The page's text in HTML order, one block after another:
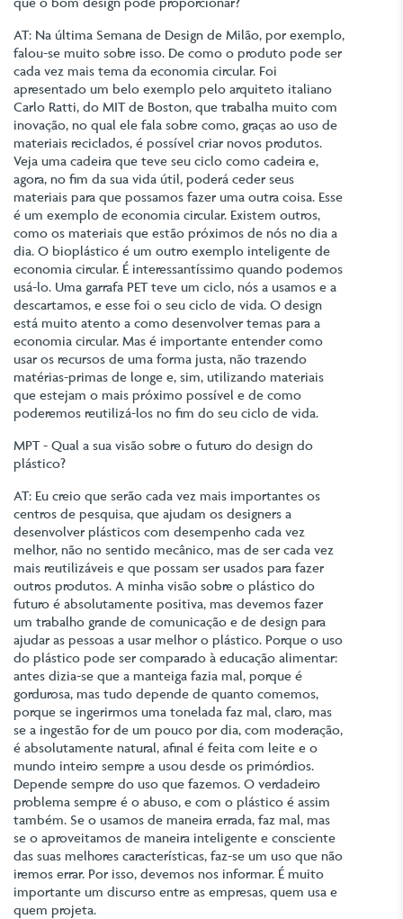
AT: Na última Semana de Design de Milão, por exemplo,
falou-se muito sobre isso. De como o produto pode ser
cada vez mais tema da economia circular. Foi
apresentado um belo exemplo pelo arquiteto italiano
Carlo Ratti, do MIT de Boston, que trabalha muito com
inovação, no qual ele fala sobre como, graças ao uso de
materiais reciclados, é possível criar novos produtos.
Veja uma cadeira que teve seu ciclo como cadeira e,
agora, no fim da sua vida útil, poderá ceder seus
materiais para que possamos fazer uma outra coisa. Esse
é um exemplo de economia circular. Existem outros,
como os materiais que estão próximos de nós no dia a
dia. O bioplástico é um outro exemplo inteligente de
economia circular. É interessantíssimo quando podemos
usá-lo. Uma garrafa PET teve um ciclo, nós a usamos e a
descartamos, e esse foi o seu ciclo de vida. O design
está muito atento a como desenvolver temas para a
economia circular. Mas é importante entender como
usar os recursos de uma forma justa, não trazendo
matérias-primas de longe e, sim, utilizando materiais
que estejam o mais próximo possível e de como
poderemos reutilizá-los no fim do seu ciclo de vida.
MPT - Qual a sua visão sobre o futuro do design do
plástico?
AT: Eu creio que serão cada vez mais importantes os
centros de pesquisa, que ajudam os designers a
desenvolver plásticos com desempenho cada vez
melhor, não no sentido mecânico, mas de ser cada vez
mais reutilizáveis e que possam ser usados para fazer
outros produtos. A minha visão sobre o plástico do
futuro é absolutamente positiva, mas devemos fazer
um trabalho grande de comunicação e de design para
ajudar as pessoas a usar melhor o plástico. Porque o uso
do plástico pode ser comparado à educação alimentar:
antes dizia-se que a manteiga fazia mal, porque é
gordurosa, mas tudo depende de quanto comemos,
porque se ingerirmos uma tonelada faz mal, claro, mas
se a ingestão for de um pouco por dia, com moderação,
é absolutamente natural, afinal é feita com leite e o
mundo inteiro sempre a usou desde os primórdios.
Depende sempre do uso que fazemos. O verdadeiro
problema sempre é o abuso, e com o plástico é assim
também. Se o usamos de maneira errada, faz mal, mas
se o aproveitamos de maneira inteligente e consciente
das suas melhores características, faz-se um uso que não
iremos errar. Por isso, devemos nos informar. É muito
importante um discurso entre as empresas, quem usa e
quem projeta.